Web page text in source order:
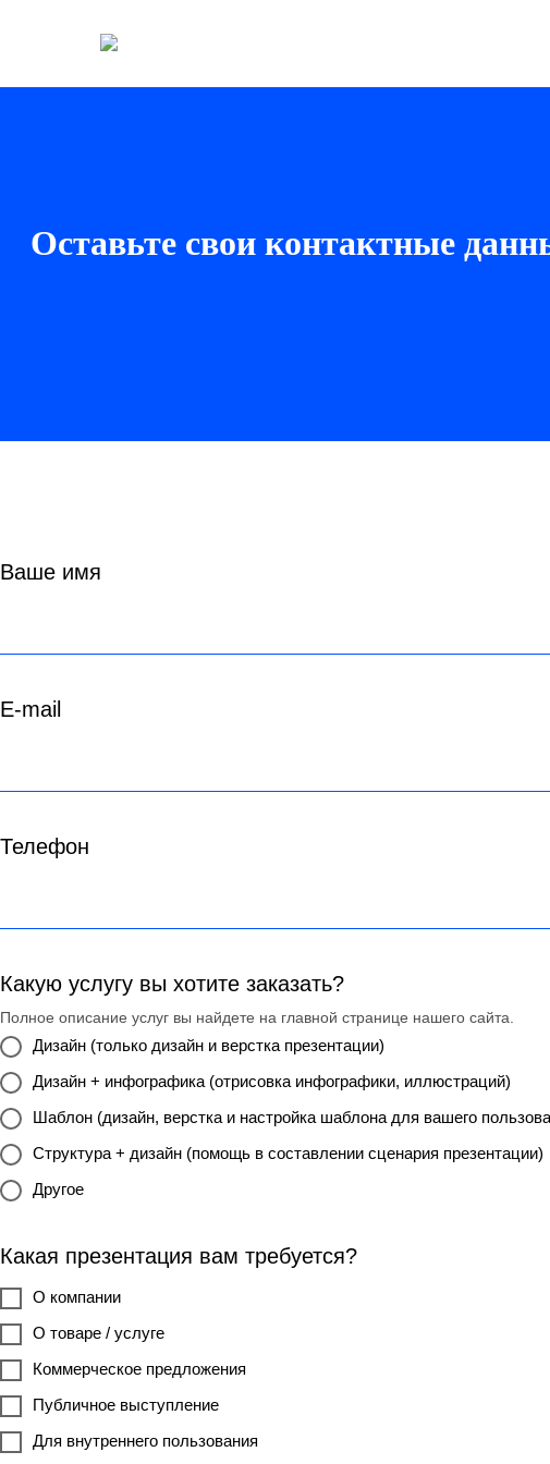
Оставьте свои контактные
Ваше имя
E-mail
Телефон
Какую услугу вы хотите заказать?
Полное описание услуг вы найдете на главной странице нашего сайта.
Дизайн (только дизайн и верстка презентации)
Дизайн + инфографика (отрисовка инфографики, иллюстраций)
Шаблон (дизайн, верстка и настройка шаблона для вашего
Структура + дизайн (помощь в составлении сценария презентации)
Другое
Какая презентация вам требуется?
О компании
О товаре / услуге
Коммерческое предложения
Публичное выступление
Для внутреннего пользования